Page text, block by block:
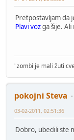
Pretpostavljam da
Plavi vozga šije. Ali
"zombi je mali žuti
pokojni Steva
03-02-2011, 02:51:36
Dobro, ubedili ste